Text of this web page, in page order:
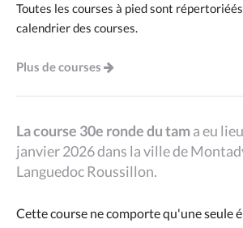
Toutes les courses à pied sont
calendrier des courses.
Plus de courses
La course 30e ronde du tam a eu
janvier 2026 dans la ville de
Languedoc Roussillon.
Cette course ne comporte qu'une seule